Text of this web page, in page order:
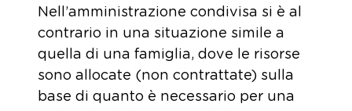
Nell’amministrazione condivisa si è al
contrario in una situazione simile a
quella di una famiglia, dove le risorse
sono allocate (non contrattate) sulla
base di quanto è necessario per una